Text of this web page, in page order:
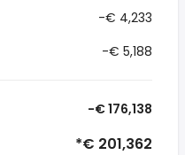
-€ 4,233
-€ 5,188
-€ 176,138
*€ 201,362